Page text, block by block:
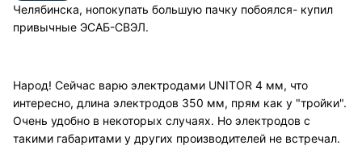
Челябинска, нопокупать большую пачку побоялся- купил
привычные ЭСАБ-СВЭЛ.
Народ! Сейчас варю электродами UNITOR 4 мм, что
интересно, длина электродов 350 мм, прям как у "тройки".
Очень удобно в некоторых случаях. Но электродов с
такими габаритами у других производителей не встречал.